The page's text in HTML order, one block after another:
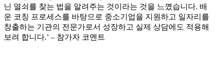
닌 열쇠를 찾는 법을 알려주는 것이라는 것을 느꼈습니다. 배
운 코칭 프로세스를 바탕으로 중소기업을 지원하고 일자리를
창출하는 기관의 전문가로서 성장하고 실제 상담에도 적용해
보려 합니다.’ – 참가자 코멘트